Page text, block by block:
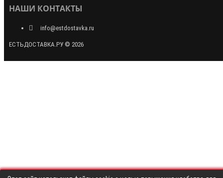
НАШИ КОНТАКТЫ
info@estdostavka.ru
ЕСТЬДОСТАВКА.РУ © 2026